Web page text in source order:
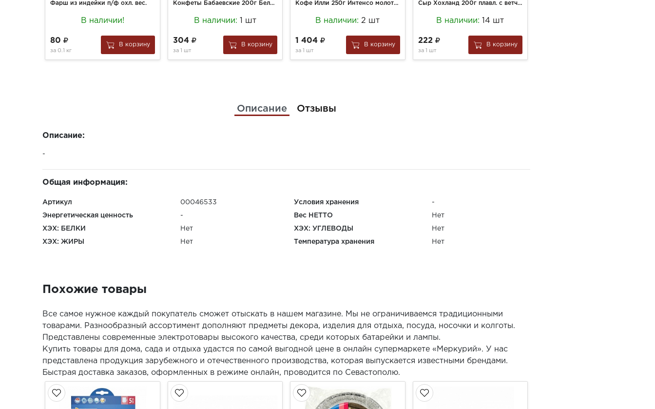
Фарш из индейки п/ф охл. вес.
В наличии!
80
за 0.1 кг
В корзину
Конфеты Бабаевские 200г Белочка
В наличии: 1 шт
304
за 1 шт
В корзину
Кофе Илли 250г Интенсо молотый ж/б
В наличии:2 шт
1 404
за 1 шт
В корзину
Сыр Хохланд 200г плавл. с ветчиной ванночка
В наличии: 14 шт
222
за 1 шт
В корзину
Описание Отзывы
Описание:
-
Общая информация:
Артикул 00046533 Условия хранения -
Энергетическая ценность - Вес НЕТТО Нет
ХЭХ: БЕЛКИ Нет ХЭХ: УГЛЕВОДЫ Нет
ХЭХ: ЖИРЫ Нет Температура хранения Нет
Похожие товары
Все самое нужное каждый покупатель сможет отыскать в нашем магазине. Мы не ограничиваемся традиционными
товарами. Разнообразный ассортимент дополняют предметы декора, изделия для отдыха, посуда, носочки и колготы.
Представлены современные электротовары высокого качества, среди которых батарейки и лампы.
Купить товары для дома, сада и отдыха удастся по самой выгодной цене в онлайн супермаркете «Меркурий». У нас
представлена продукция зарубежного и отечественного производства, которая выпускается известными брендами.
Быстрая доставка заказов, оформленных в режиме онлайн, проводится по Севастополю.